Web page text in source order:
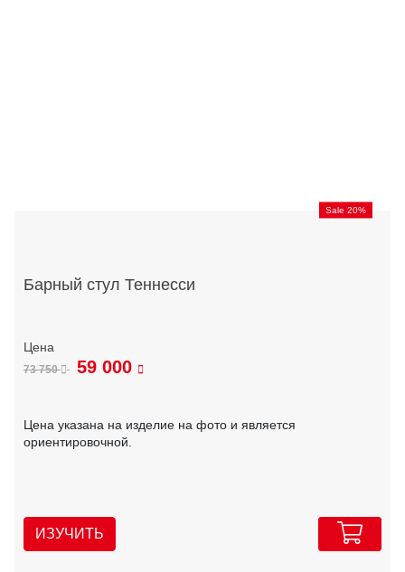
Sale 20%
Барный стул Теннесси
73 750 59 000
Цена указана на изделие на фото и является
ориентировочной.
ИЗУЧИТЬ